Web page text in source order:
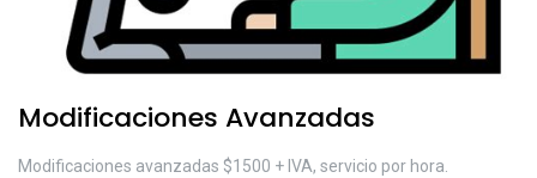
Modificaciones Avanzadas
Modificaciones avanzadas $1500 + IVA, servicio por hora.